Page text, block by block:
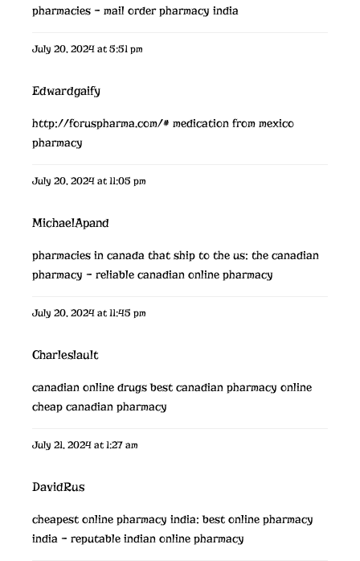
pharmacies – mail order pharmacy india
July 20, 2024 at 5:51 pm
Edwardgaify
http://foruspharma.com/# medication from mexico
pharmacy
July 20, 2024 at 11:05 pm
MichaelApand
pharmacies in canada that ship to the us: the canadian
pharmacy – reliable canadian online pharmacy
July 20, 2024 at 11:45 pm
Charleslault
canadian online drugsbest canadian pharmacy online
cheap canadian pharmacy
July 21, 2024 at 1:27 am
DavidRus
cheapest online pharmacy india:best online pharmacy
india – reputable indian online pharmacy